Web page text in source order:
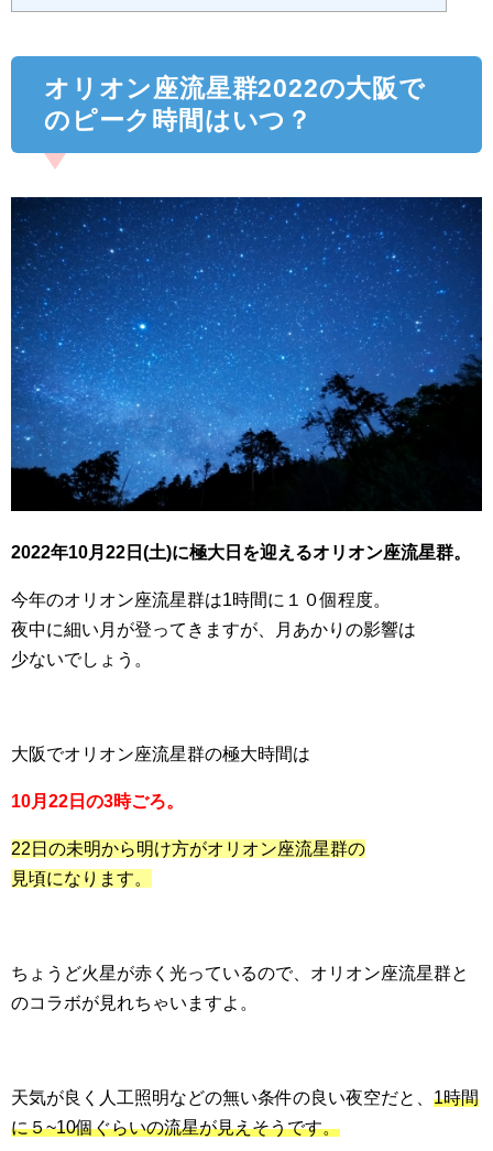
オリオン座流星群2022の大阪で
のピーク時間はいつ？
2022年10月22日(土)に極大日を迎えるオリオン座流星群。
今年のオリオン座流星群は1時間に１０個程度。
夜中に細い月が登ってきますが、月あかりの影響は
少ないでしょう。
大阪でオリオン座流星群の極大時間は
10月22日の3時ごろ。
22日の未明から明け方がオリオン座流星群の
見頃になります。
ちょうど火星が赤く光っているので、オリオン座流星群と
のコラボが見れちゃいますよ。
天気が良く人工照明などの無い条件の良い夜空だと、 1時間
に５~10個ぐらいの流星が見えそうです。